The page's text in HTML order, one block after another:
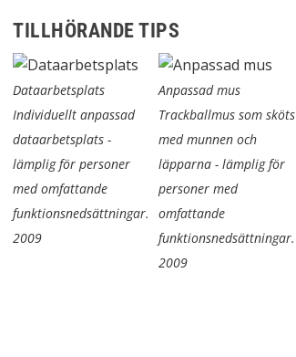
TILLHÖRANDE TIPS
Dataarbetsplats
Individuellt anpassad
dataarbetsplats -
lämplig för personer
med omfattande
funktionsnedsättningar.
2009
Anpassad mus
Trackballmus som sköts
med munnen och
läpparna - lämplig för
personer med
omfattande
funktionsnedsättningar.
2009